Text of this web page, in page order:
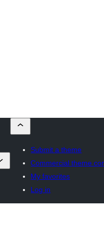
Submit a theme
Commercial theme
My favorites
Log in